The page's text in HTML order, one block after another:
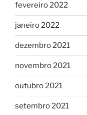
fevereiro 2022
janeiro 2022
dezembro 2021
novembro 2021
outubro 2021
setembro 2021